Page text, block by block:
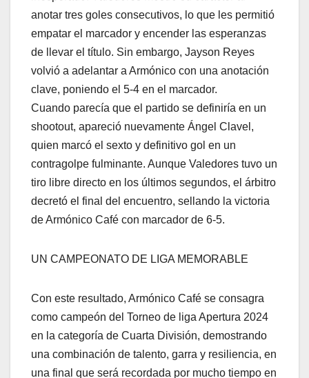
anotar tres goles consecutivos, lo que les permitió
empatar el marcador y encender las esperanzas
de llevar el título. Sin embargo, Jayson Reyes
volvió a adelantar a Armónico con una anotación
clave, poniendo el 5-4 en el marcador.
Cuando parecía que el partido se definiría en un
shootout, apareció nuevamente Ángel Clavel,
quien marcó el sexto y definitivo gol en un
contragolpe fulminante. Aunque Valedores tuvo un
tiro libre directo en los últimos segundos, el árbitro
decretó el final del encuentro, sellando la victoria
de Armónico Café con marcador de 6-5.
UN CAMPEONATO DE LIGA MEMORABLE
Con este resultado, Armónico Café se consagra
como campeón del Torneo de liga Apertura 2024
en la categoría de Cuarta División, demostrando
una combinación de talento, garra y resiliencia, en
una final que será recordada por mucho tiempo en